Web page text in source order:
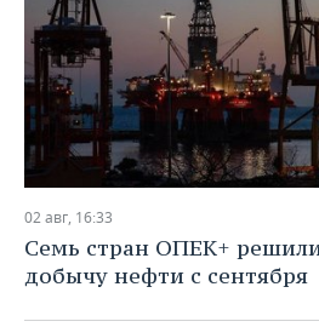
ВОЛЕЙБОЛ
КИБЕРСПОРТ
ФИГУРНОЕ КАТАНИЕ
ВОДНЫЕ ВИДЫ СПОРТА
ХОККЕЙ С МЯЧОМ
ИСТОРИЯ
КУЛЬТУРА
МЕДИЦИНА
ОБРАЗОВАНИЕ
ПРОИСШЕСТВИЯ
СПИСОК ПЕРСОН
СПИСОК КОМПАНИЙ
ПОЛНАЯ ВЕРСИЯ
02 авг, 16:33
Семь стран ОПЕК+
добычу нефти с сентября